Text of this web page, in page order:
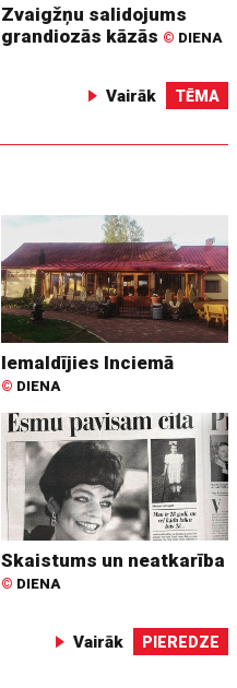
Zvaigžņu salidojums
grandiozās kāzās © DIENA
Vairāk TĒMA
Iemaldījies Inciemā
© DIENA
Skaistums un neatkarība
© DIENA
Vairāk PIEREDZE